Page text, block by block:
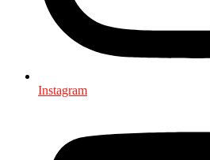
Instagram